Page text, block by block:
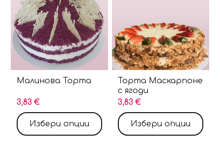
Малинова Торта
3,83 €
Избери опции
Торта Маскарпоне
с ягоди
3,83 €
Избери опции